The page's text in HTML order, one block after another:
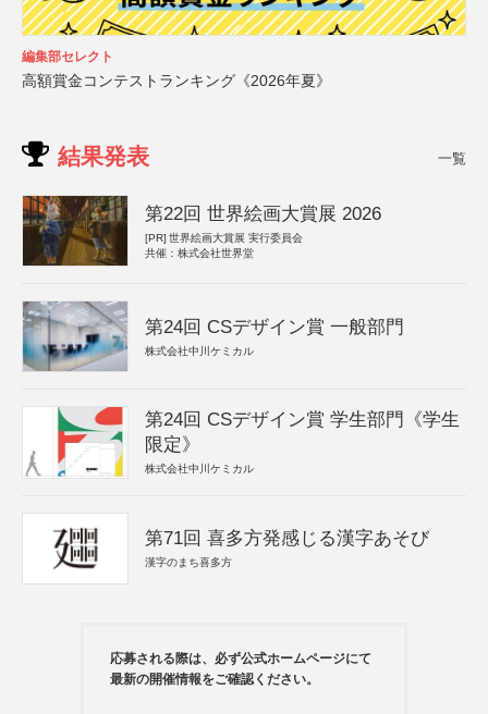
編集部セレクト
高額賞金コンテストランキング《2026年夏》
結果発表 一覧
第22回 世界絵画大賞展 2026
[PR] 世界絵画大賞展 実行委員会
共催：株式会社世界堂
第24回 CSデザイン賞 一般部門
株式会社中川ケミカル
第24回 CSデザイン賞 学生部門《学生
限定》
株式会社中川ケミカル
第71回 喜多方発感じる漢字あそび
漢字のまち喜多方
応募される際は、必ず公式ホームページにて
最新の開催情報をご確認ください。